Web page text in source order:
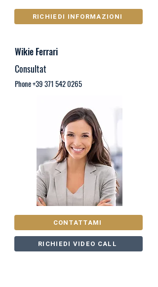
RICHIEDI INFORMAZIONI
Wikie Ferrari
Consultat
Phone+39 371 542 0265
CONTATTAMI
RICHIEDI VIDEO CALL